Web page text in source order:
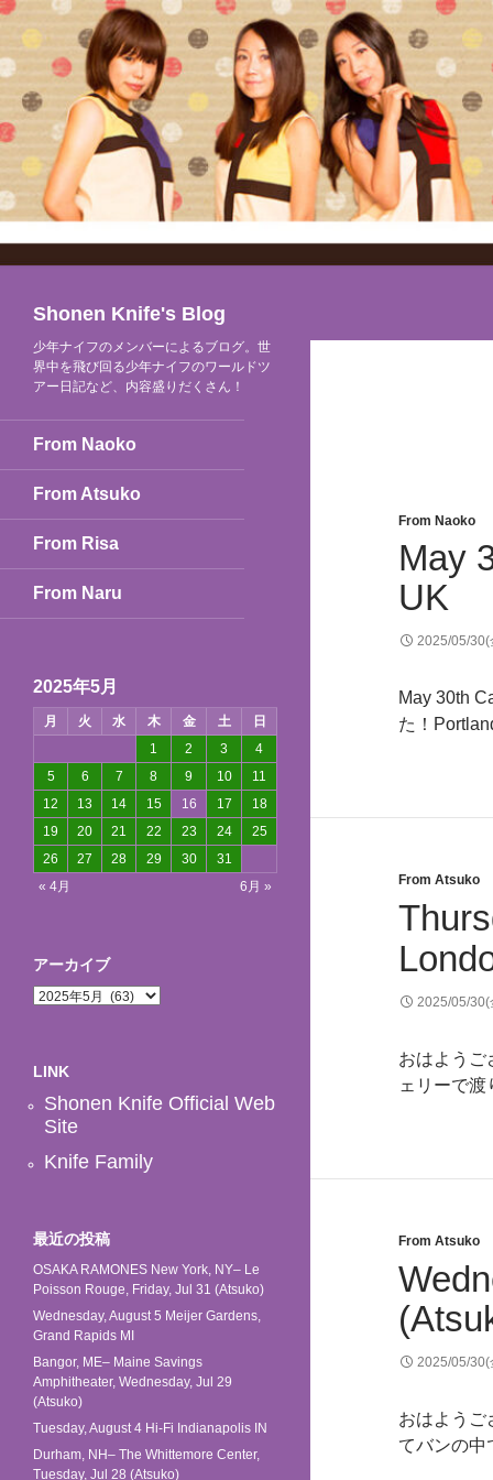
Shonen Knife's Blog
From Naoko
May
UK
2025/05/30(
May 30th
た！
From Atsuko
2025/05/30(
おはようご
ェリーで
From Atsuko
2025/05/30(
おはようご
てバンの
少年ナイフのメンバーによるブログ。世
界中を飛び回る少年ナイフのワールドツ
アー日記など、内容盛りだくさん！
From Naoko
From Atsuko
From Risa
From Naru
2025年5月
月 火 水 木 金 土
日
1
2 3
4
5
6 7 8 9 10
11
12
13 14 15 16 17
18
19
20 21 22 23 24
25
26
27 28 29 30
31
« 4月
6月 »
アーカイブ
ア
ブ
LINK
Shonen Knife Official Web
Site
Knife Family
最近の投稿
OSAKA RAMONES New York, NY– Le
Poisson Rouge, Friday, Jul 31 (Atsuko)
Wednesday, August 5 Meijer Gardens,
Grand Rapids MI
Bangor, ME– Maine Savings
Amphitheater, Wednesday, Jul 29
(Atsuko)
Tuesday, August 4 Hi-Fi Indianapolis IN
Durham, NH– The Whittemore Center,
Tuesday, Jul 28 (Atsuko)